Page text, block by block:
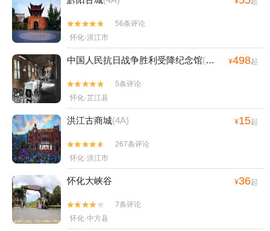


56条评论
怀化·洪江市
中国人民抗日战争胜利受降纪念馆(4A) ¥498起


5条评论
怀化·芷江县
洪江古商城(4A) ¥15起


267条评论
怀化·洪江市
怀化大峡谷 ¥36起


7条评论
怀化·中方县